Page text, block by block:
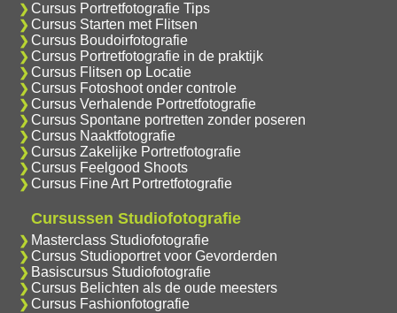
Cursus Portretfotografie Tips
Cursus Starten met Flitsen
Cursus Boudoirfotografie
Cursus Portretfotografie in de praktijk
Cursus Flitsen op Locatie
Cursus Fotoshoot onder controle
Cursus Verhalende Portretfotografie
Cursus Spontane portretten zonder poseren
Cursus Naaktfotografie
Cursus Zakelijke Portretfotografie
Cursus Feelgood Shoots
Cursus Fine Art Portretfotografie
Cursussen Studiofotografie
Masterclass Studiofotografie
Cursus Studioportret voor Gevorderden
Basiscursus Studiofotografie
Cursus Belichten als de oude meesters
Cursus Fashionfotografie